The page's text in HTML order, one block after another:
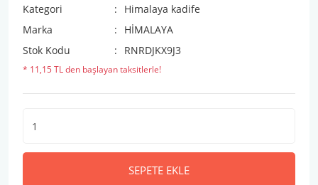
Kategori
Himalaya kadife
Marka
HİMALAYA
Stok Kodu
RNRDJKX9J3
* 11,15 TL den başlayan taksitlerle!
SEPETE EKLE